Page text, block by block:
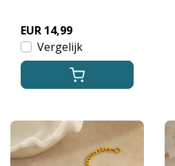
– Goud
EUR 14,99
Vergelijk